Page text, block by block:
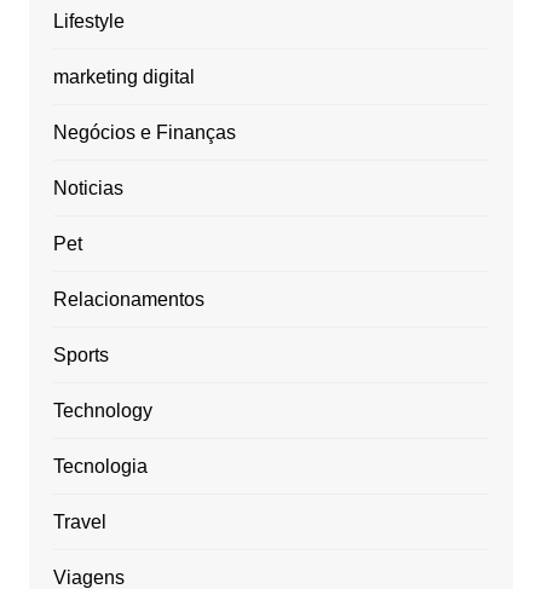
Lifestyle
marketing digital
Negócios e Finanças
Noticias
Pet
Relacionamentos
Sports
Technology
Tecnologia
Travel
Viagens